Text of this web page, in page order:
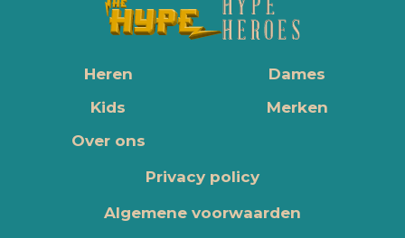
Heren
Dames
Kids
Merken
Over ons
Privacy policy
Algemene voorwaarden